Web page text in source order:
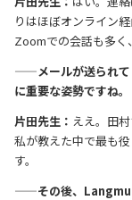
りはほぼオンライン
Zoomでの会話も多く
——メールが送られて
に重要な姿勢ですね。
片田先生： ええ。田
私が教えた中で最も
す。
——その後、